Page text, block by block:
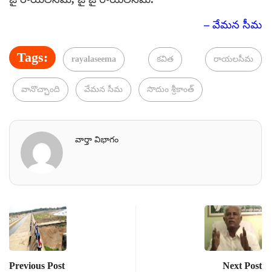
– వేమన సీమ
Tags: rayalaseema కవిత రాయలసీమ
వానొచ్చాంది వేమన సీమ సొదుం శ్రీకాంత్
వార్తా విభాగం
Previous Post Next Post